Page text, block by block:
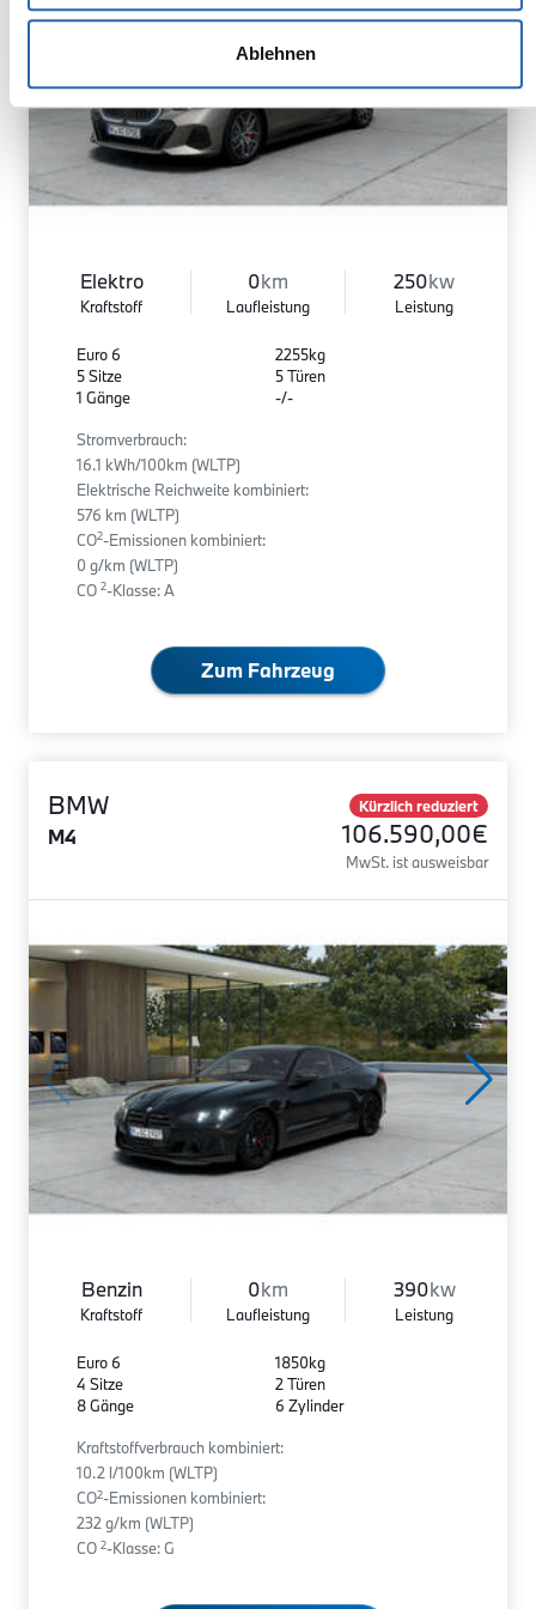
Ablehnen
Elektro
Kraftstoff
0km
Laufleistung
250kw
Leistung
Euro 6
5 Sitze
1 Gänge
2255kg
5 Türen
-/-
Stromverbrauch:
16.1 kWh/100km (WLTP)
Elektrische Reichweite kombiniert:
576 km (WLTP)
CO2-Emissionen kombiniert:
0 g/km (WLTP)
CO 2-Klasse: A
Zum Fahrzeug
BMW
M4
Kürzlich reduziert
106.590,00€
MwSt. ist ausweisbar
Benzin
Kraftstoff
0km
Laufleistung
390kw
Leistung
Euro 6
4 Sitze
8 Gänge
1850kg
2 Türen
6 Zylinder
Kraftstoffverbrauch kombiniert:
10.2 l/100km (WLTP)
CO2-Emissionen kombiniert:
232 g/km (WLTP)
CO 2-Klasse: G